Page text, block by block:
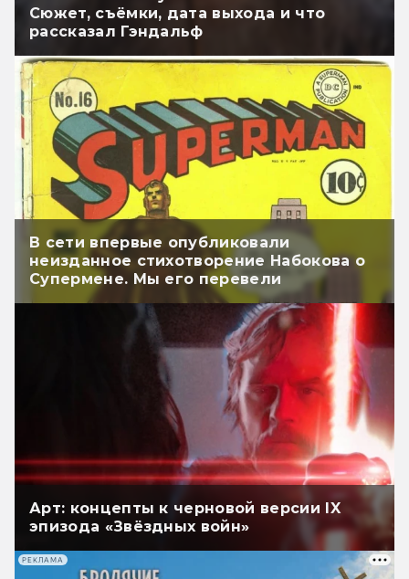
Сюжет, съёмки, дата выхода и что
рассказал Гэндальф
В сети впервые опубликовали
неизданное стихотворение Набокова о
Супермене. Мы его перевели
Арт: концепты к черновой версии IX
эпизода «Звёздных войн»
РЕКЛАМА